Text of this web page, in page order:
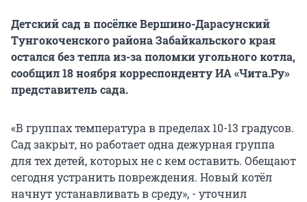
Детский сад в посёлке Вершино-Дарасунский
Тунгокоченского района Забайкальского края
остался без тепла из-за поломки угольного котла,
сообщил 18 ноября корреспонденту ИА «Чита.Ру»
представитель сада.
«В группах температура в пределах 10-13 градусов.
Сад закрыт, но работает одна дежурная группа
для тех детей, которых не с кем оставить. Обещают
сегодня устранить повреждения. Новый котёл
начнут устанавливать в среду», - уточнил